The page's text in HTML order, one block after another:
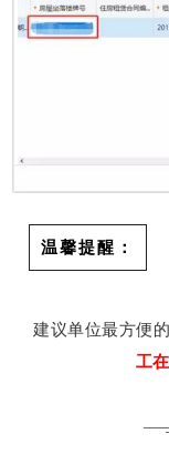
温馨提醒：
建议单位最方便
工